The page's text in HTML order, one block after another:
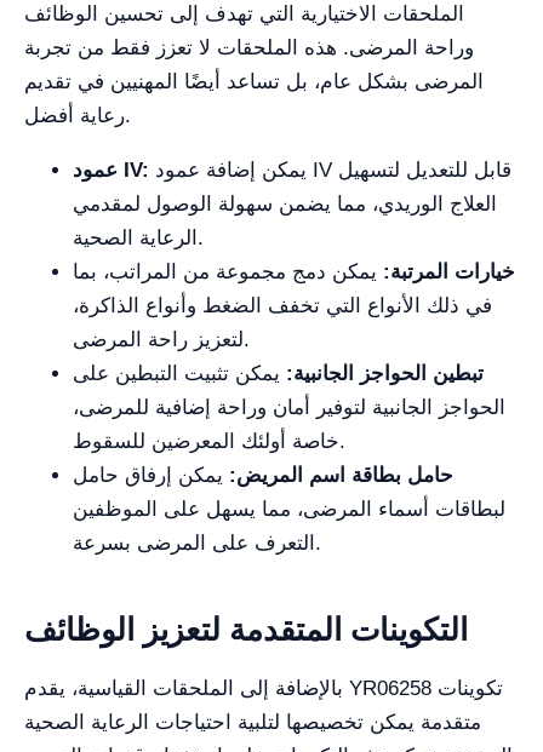
الملحقات الاختيارية التي تهدف إلى تحسين الوظائف
وراحة المرضى. هذه الملحقات لا تعزز فقط من تجربة
المرضى بشكل عام، بل تساعد أيضًا المهنيين في تقديم
رعاية أفضل.
عمود IV:
العلاج الوريدي، مما يضمن سهولة الوصول لمقدمي
الرعاية الصحية.
خيارات المرتبة: يمكن دمج مجموعة من المراتب، بما
في ذلك الأنواع التي تخفف الضغط وأنواع الذاكرة،
لتعزيز راحة المرضى.
تبطين الحواجز الجانبية: يمكن تثبيت التبطين على
الحواجز الجانبية لتوفير أمان وراحة إضافية للمرضى،
خاصة أولئك المعرضين للسقوط.
حامل بطاقة اسم المريض: يمكن إرفاق حامل
لبطاقات أسماء المرضى، مما يسهل على الموظفين
التعرف على المرضى بسرعة.
التكوينات المتقدمة لتعزيز الوظائف
بالإضافة إلى الملحقات القياسية، يقدم YR06258 تكوينات
متقدمة يمكن تخصيصها لتلبية احتياجات الرعاية الصحية